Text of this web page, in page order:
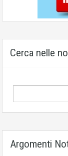
Cerca nelle
Argomenti